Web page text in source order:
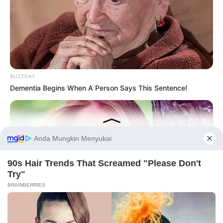
PRIVACY POLICY DISCLAIMER HUBUNGI KAMI IKLAN
BUZZDAY
Dementia Begins When A Person Says This Sentence!
BUZZDAY
Before You Go